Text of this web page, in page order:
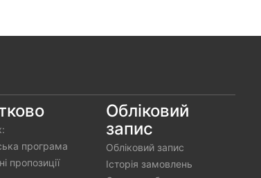
Samsung Galaxy A22 4G/ M32
зарядка Hoco Z57 PD 30W
програма
пропозиції
Обліковий
запис
Обліковий запис
Історія замовлень